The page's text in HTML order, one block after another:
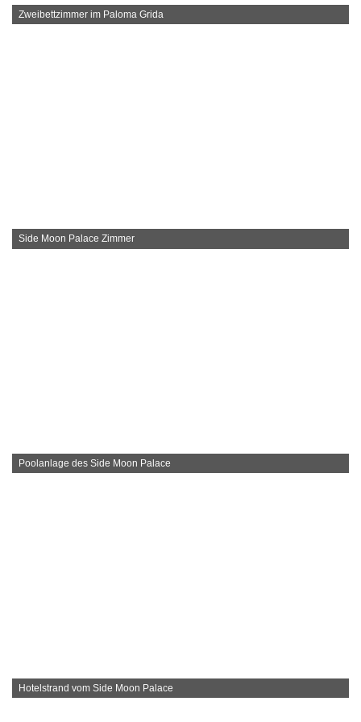
Zweibettzimmer im Paloma Grida
Side Moon Palace Zimmer
Poolanlage des Side Moon Palace
Hotelstrand vom Side Moon Palace